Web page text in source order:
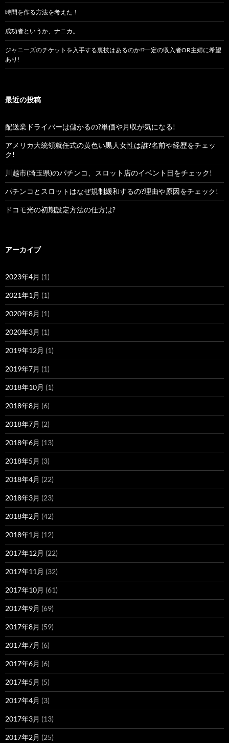
時間を作る方法を考えた！
成功者というか、ナニカ。
ジャニーズのチケットを入手する裏技はあるのか!?一定の収入者OR主婦に希望
あり!
最近の投稿
配送業ドライバーは儲かるの?単価や月収が気になる!
アメリカ大統領就任式の黄色い黒人女性は誰?名前や経歴をチェッ
ク!
川越市(埼玉県)のパチンコ、スロット店のイベント日をチェック!
パチンコとスロットはなぜ規制緩和するの?理由や原因をチェック!
ドコモ光の初期設定方法の仕方は?
アーカイブ
2023年4月 (1)
2021年1月 (1)
2020年8月 (1)
2020年3月 (1)
2019年12月 (1)
2019年7月 (1)
2018年10月 (1)
2018年8月 (6)
2018年7月 (2)
2018年6月 (13)
2018年5月 (3)
2018年4月 (22)
2018年3月 (23)
2018年2月 (42)
2018年1月 (12)
2017年12月 (22)
2017年11月 (32)
2017年10月 (61)
2017年9月 (69)
2017年8月 (59)
2017年7月 (6)
2017年6月 (6)
2017年5月 (5)
2017年4月 (3)
2017年3月 (13)
2017年2月 (25)